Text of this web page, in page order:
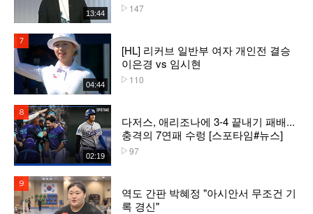
13:44 147
04:44
[HL] 리커브 일반부 여자 개인전 결승
이은경 vs 임시현
110
02:19
다저스, 애리조나에 3-4 끝내기 패배...
충격의 7연패 수렁 [스포타임#뉴스]
97
역도 간판 박혜정 "아시안서 무조건 기
록 경신"